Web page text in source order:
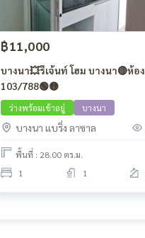
฿11,000
บางนา💥รีเจ้นท์ โฮม บางนา🔴ห้อง
103/788🟢🟡
ว่างพร้อมเข้าอยู่ บางนา
บางนา แบริ่ง ลาซาล
พื้นที่ : 28.00 ตร.ม.
1
1